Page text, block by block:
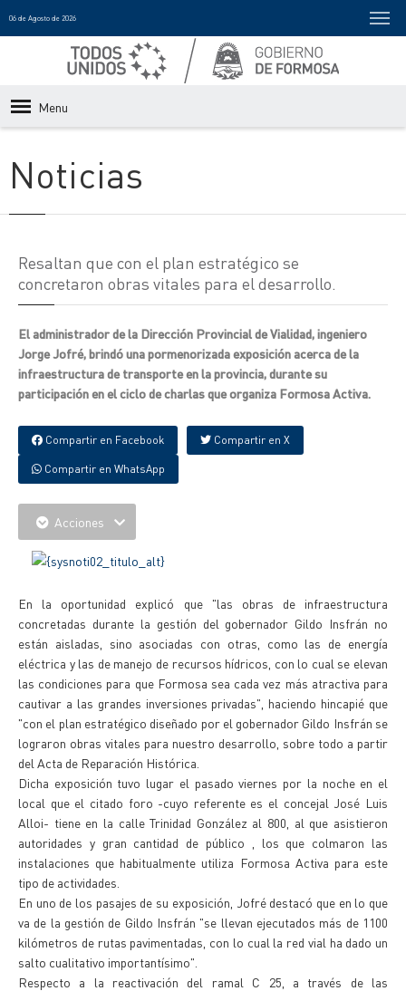
06 de Agosto de 2026
Menu
Noticias
Resaltan que con el plan estratégico se
concretaron obras vitales para el desarrollo.
El administrador de la Dirección Provincial de Vialidad, ingeniero
Jorge Jofré, brindó una pormenorizada exposición acerca de la
infraestructura de transporte en la provincia, durante su
participación en el ciclo de charlas que organiza Formosa Activa.
Compartir en Facebook Compartir en X
Compartir en WhatsApp
Acciones
En la oportunidad explicó que "las obras de infraestructura
concretadas durante la gestión del gobernador Gildo Insfrán no
están aisladas, sino asociadas con otras, como las de energía
eléctrica y las de manejo de recursos hídricos, con lo cual se elevan
las condiciones para que Formosa sea cada vez más atractiva para
cautivar a las grandes inversiones privadas", haciendo hincapié que
"con el plan estratégico diseñado por el gobernador Gildo Insfrán se
lograron obras vitales para nuestro desarrollo, sobre todo a partir
del Acta de Reparación Histórica.
Dicha exposición tuvo lugar el pasado viernes por la noche en el
local que el citado foro -cuyo referente es el concejal José Luis
Alloi- tiene en la calle Trinidad González al 800, al que asistieron
autoridades y gran cantidad de público , los que colmaron las
instalaciones que habitualmente utiliza Formosa Activa para este
tipo de actividades.
En uno de los pasajes de su exposición, Jofré destacó que en lo que
va de la gestión de Gildo Insfrán "se llevan ejecutados más de 1100
kilómetros de rutas pavimentadas, con lo cual la red vial ha dado un
salto cualitativo importantísimo".
Respecto a la reactivación del ramal C 25, a través de las